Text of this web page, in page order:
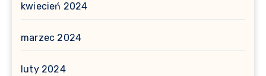
kwiecień 2024
marzec 2024
luty 2024